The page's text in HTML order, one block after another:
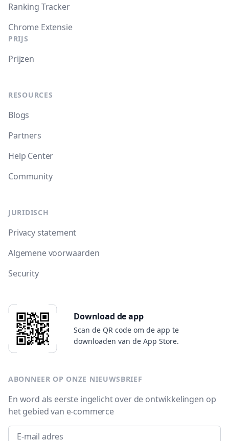
Ranking Tracker
Chrome Extensie
PRIJS
Prijzen
RESOURCES
Blogs
Partners
Help Center
Community
JURIDISCH
Privacy statement
Algemene voorwaarden
Security
Download de app
Scan de QR code om de app te
downloaden van de App Store.
ABONNEER OP ONZE NIEUWSBRIEF
En word als eerste ingelicht over de ontwikkelingen op
het gebied van e-commerce
Email address